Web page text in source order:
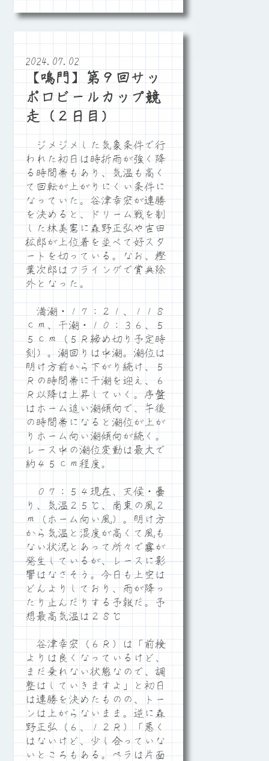
2024.07.02
【鳴門】第９回サッ
ポロビールカップ競
走（２日目）
ジメジメした気象条件で行
われた初日は時折雨が強く降
る時間帯もあり、気温も高く
て回転が上がりにくい条件に
なっていた。谷津幸宏が連勝
を決めると、ドリーム戦を制
した林美憲に森野正弘や吉田
拡郎が上位着を並べて好スタ
ートを切っている。なお、樫
葉次郎はフライングで賞典除
外となった。
満潮・１７：２１、１１８
ｃｍ、干潮・１０：３６、５
５ｃｍ（５Ｒ締め切り予定時
刻）。潮回りは中潮。潮位は
明け方前から下がり続け、５
Ｒの時間帯に干潮を迎え、６
Ｒ以降は上昇していく。序盤
はホーム追い潮傾向で、午後
の時間帯になると潮位が上が
りホーム向い潮傾向が続く。
レース中の潮位変動は最大で
約４５ｃｍ程度。
０７：５４現在、天候・曇
り、気温２５℃、南東の風２
ｍ（ホーム向い風）。明け方
から気温と湿度が高くて風も
ない状況とあって所々で霧が
発生しているが、レースに影
響はなさそう。今日も上空は
どんよりしており、雨が降っ
たり止んだりする予報だ。予
想最高気温は２８℃
谷津幸宏（６Ｒ）は「前検
よりは良くなっているけど、
まだ乗れない状態なので、調
整はしていきますよ」と初日
は連勝を決めたものの、トー
ンは上がらないまま。逆に森
野正弘（６、１２Ｒ）「悪く
はないけど、少し合っていな
いところもある。ペラは片面